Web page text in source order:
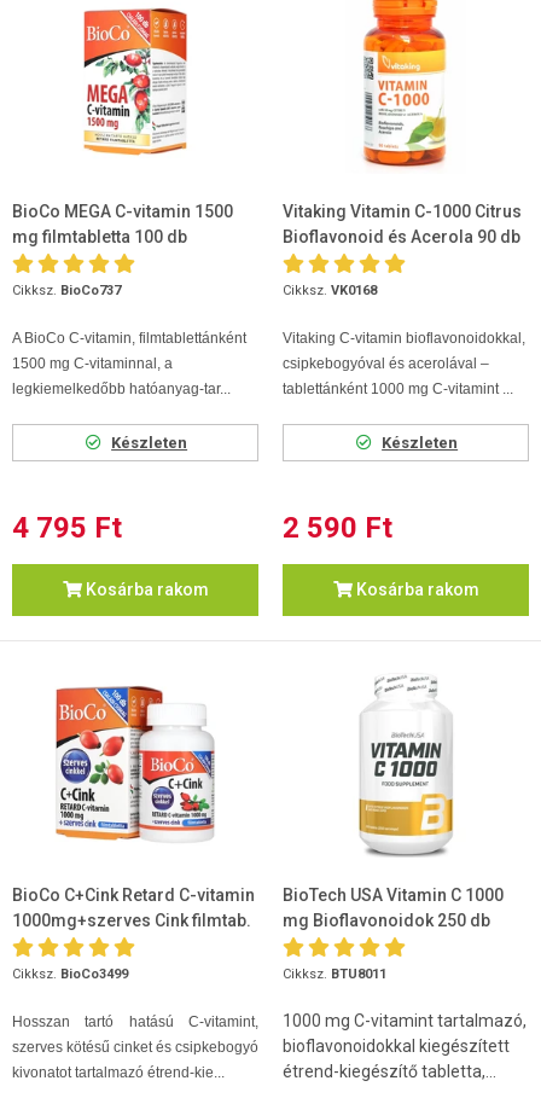
BioCo MEGA C-vitamin 1500
mg filmtabletta 100 db
Cikksz. BioCo737
A BioCo C-vitamin, filmtablettánként
1500 mg C-vitaminnal, a
legkiemelkedőbb hatóanyag-tar...
Készleten
4 795 Ft
Kosárba rakom
Vitaking Vitamin C-1000 Citrus
Bioflavonoid és Acerola 90 db
Cikksz. VK0168
Vitaking C-vitamin bioflavonoidokkal,
csipkebogyóval és acerolával –
tablettánként 1000 mg C-vitamint ...
Készleten
2 590 Ft
Kosárba rakom
BioCo C+Cink Retard C-vitamin
1000mg+szerves Cink filmtab.
100db
Cikksz. BioCo3499
Hosszan tartó hatású C-vitamint,
szerves kötésű cinket és csipkebogyó
kivonatot tartalmazó étrend-kie...
BioTech USA Vitamin C 1000
mg Bioflavonoidok 250 db
Cikksz. BTU8011
1000 mg C-vitamint tartalmazó,
bioflavonoidokkal kiegészített
étrend-kiegészítő tabletta,...